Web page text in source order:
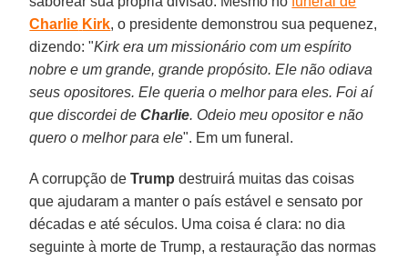
Charlie Kirk, o presidente demonstrou sua pequenez,
dizendo: "Kirk era um missionário com um espírito
nobre e um grande, grande propósito. Ele não odiava
seus opositores. Ele queria o melhor para eles. Foi aí
que discordei deCharlie. Odeio meu opositor e não
quero o melhor para ele". Em um funeral.
A corrupção deTrump destruirá muitas das coisas
que ajudaram a manter o país estável e sensato por
décadas e até séculos. Uma coisa é clara: no dia
seguinte à morte de Trump, a restauração das normas